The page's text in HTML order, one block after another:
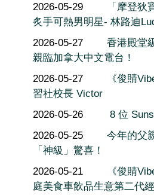
2026-05-29
「摩登
炙手可熱男明星- 林路迪
2026-05-27
香港殿堂
親臨加拿大中文電台！
2026-05-27
《俊䝼
習社校長 Victor
2026-05-26
8 位
2026-05-25
今年的父
「神級」驚喜！
2026-05-21
《俊䝼
庭美食車飲品生意第二代